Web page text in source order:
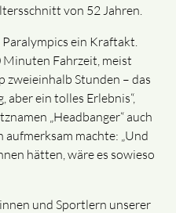
von 52 Jahren.
ein Kraftakt.
Fahrzeit, meist
zweieinhalb Stunden – das
aber ein tolles Erlebnis“,
„Headbanger“ auch
machte: „Und
hätten, wäre es sowieso
und Sportlern unserer